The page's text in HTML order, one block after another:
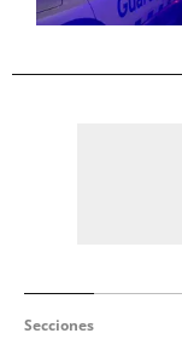
Secciones